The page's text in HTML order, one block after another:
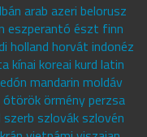
arab azeri belorusz
eszperantó észt finn
holland horvát indonéz
kínai koreai kurd latin
mandarin moldáv
örmény perzsa
szlovák szlovén